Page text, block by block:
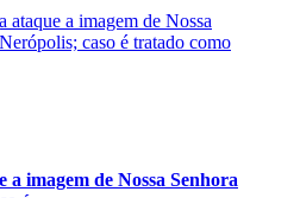
imagem de Nossa Senhora